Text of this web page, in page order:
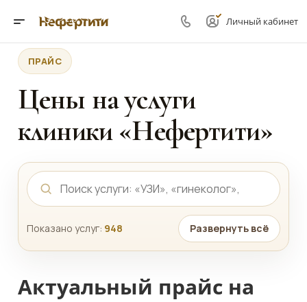
Личный кабинет
ПРАЙС
Цены на услуги
клиники «Нефертити»
Показано услуг: 948 Развернуть всё
Актуальный прайс на